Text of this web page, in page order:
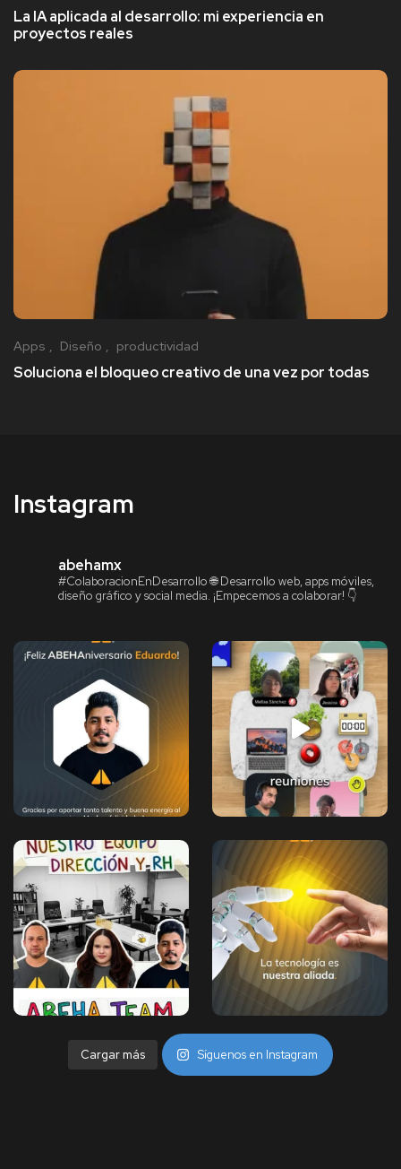
La IA aplicada al desarrollo: mi experiencia en
proyectos reales
Apps Diseño productividad
Soluciona el bloqueo creativo de una vez por todas
Instagram
abehamx
#ColaboracionEnDesarrollo🌐 Desarrollo web, apps móviles,
diseño gráfico y social media. ¡Empecemos a colaborar! 👇
Cargar más Síguenos en Instagram